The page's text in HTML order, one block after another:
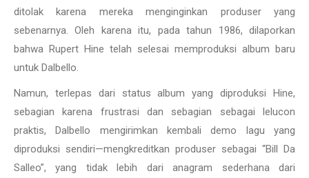
ditolak karena mereka menginginkan produser yang
sebenarnya. Oleh karena itu, pada tahun 1986, dilaporkan
bahwa Rupert Hine telah selesai memproduksi album baru
untuk Dalbello.
Namun, terlepas dari status album yang diproduksi Hine,
sebagian karena frustrasi dan sebagian sebagai lelucon
praktis, Dalbello mengirimkan kembali demo lagu yang
diproduksi sendiri—mengkreditkan produser sebagai “Bill Da
Salleo”, yang tidak lebih dari anagram sederhana dari